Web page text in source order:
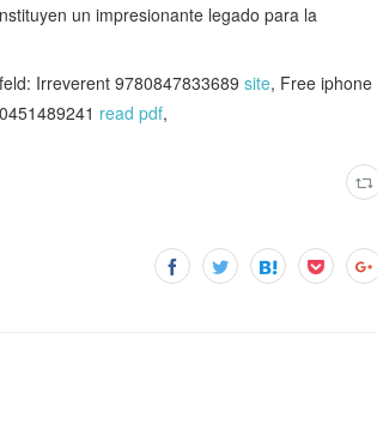
un impresionante legado para la
Irreverent 9780847833689 site, Free iphone
read pdf,